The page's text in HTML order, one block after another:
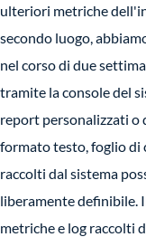
ulteriori metriche
secondo luogo,
nel corso di due
tramite la console del
report personalizzati o
formato testo, foglio di
raccolti dal sistema
liberamente definibile.
metriche e log raccolti